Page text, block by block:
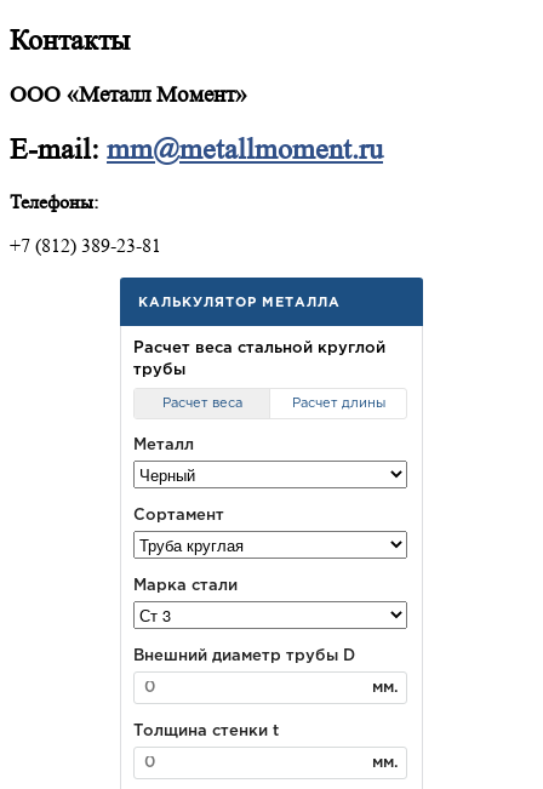
Контакты
ООО «Металл Момент»
E-mail: mm@metallmoment.ru
Телефоны:
+7 (812) 389-23-81